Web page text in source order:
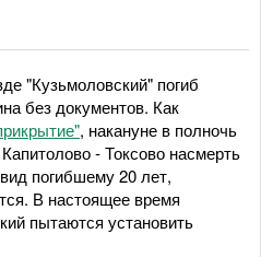
"Кузьмоловский" погиб
без документов. Как
, накануне в полночь
- Токсово насмерть
погибшему 20 лет,
В настоящее время
пытаются установить